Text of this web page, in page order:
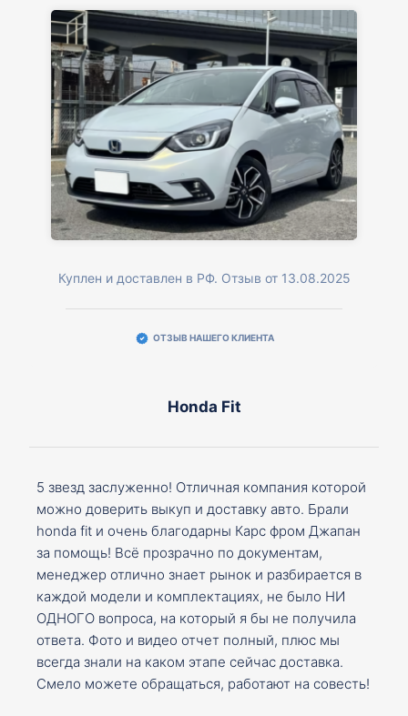
Куплен и доставлен в РФ. Отзыв от 13.08.2025
ОТЗЫВ НАШЕГО КЛИЕНТА
Honda Fit
5 звезд заслуженно! Отличная компания которой
можно доверить выкуп и доставку авто. Брали
honda fit и очень благодарны Карс фром Джапан
за помощь! Всё прозрачно по документам,
менеджер отлично знает рынок и разбирается в
каждой модели и комплектациях, не было НИ
ОДНОГО вопроса, на который я бы не получила
ответа. Фото и видео отчет полный, плюс мы
всегда знали на каком этапе сейчас доставка.
Смело можете обращаться, работают на совесть!